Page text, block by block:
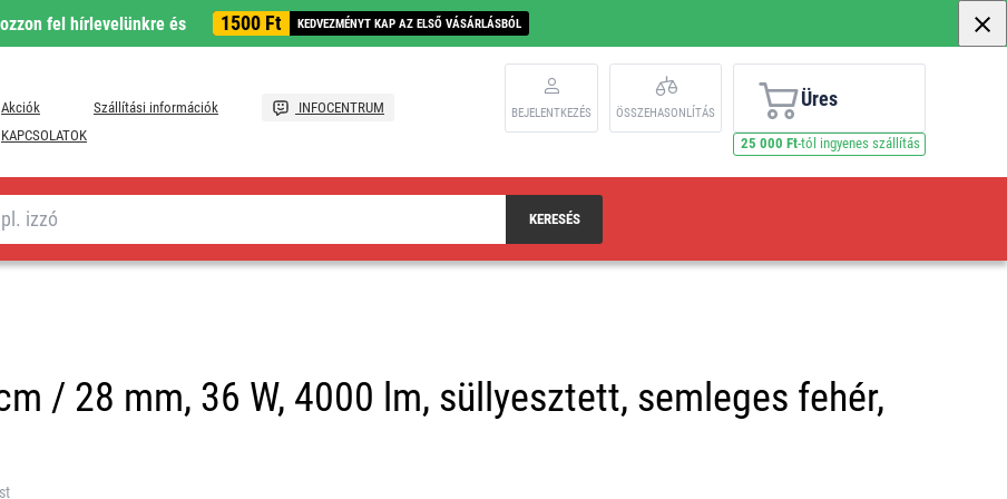
fel hírlevelünkre és 1500 Ft KEDVEZMÉNYT KAP AZ ELSŐ VÁSÁRLÁSBÓL
Akciók Szállítási információk
INFOCENTRUM
KAPCSOLATOK
BEJELENTKEZÉS ÖSSZEHASONLÍTÁS
Üres
25 000 Ft-tól ingyenes szállítás
KERESÉS
/ 28 mm, 36 W, 4000 lm, süllyesztett, semleges fehér,